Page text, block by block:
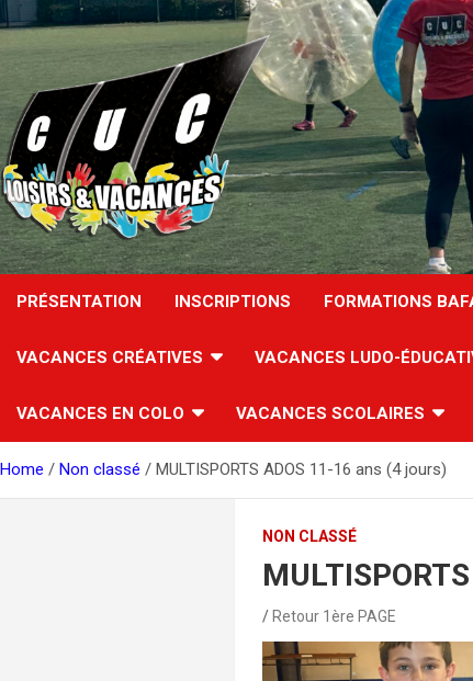
Skip
to
content
PRÉSENTATION INSCRIPTIONS FORMATIONS
VACANCES CRÉATIVES VACANCES LUDO-
VACANCES EN COLO VACANCES SCOLAIRES
Home Non classé MULTISPORTS ADOS 11-16 ans (4 jours)
NON CLASSÉ
Retour 1ère PAGE